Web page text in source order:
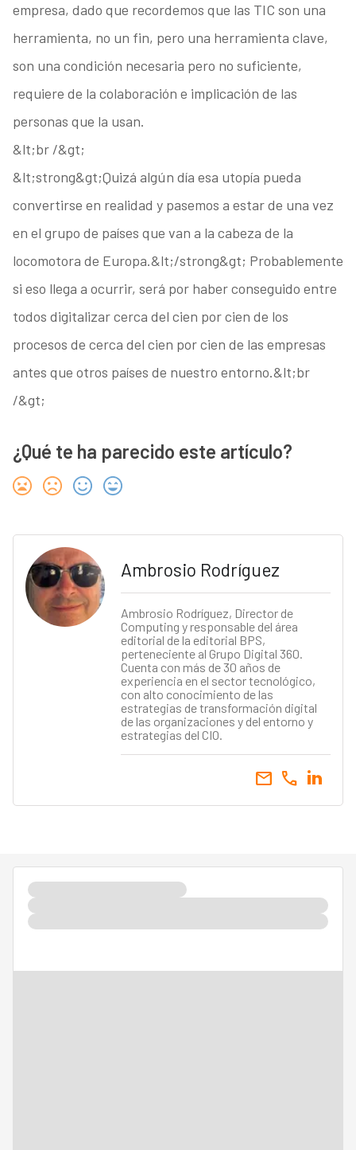
empresa, dado que recordemos que las TIC son una
herramienta, no un fin, pero una herramienta clave,
son una condición necesaria pero no suficiente,
requiere de la colaboración e implicación de las
personas que la usan.
&lt;br /&gt;
&lt;strong&gt;Quizá algún día esa utopía pueda
convertirse en realidad y pasemos a estar de una vez
en el grupo de países que van a la cabeza de la
locomotora de Europa.&lt;/strong&gt; Probablemente
si eso llega a ocurrir, será por haber conseguido entre
todos digitalizar cerca del cien por cien de los
procesos de cerca del cien por cien de las empresas
antes que otros países de nuestro entorno.&lt;br
/&gt;
¿Qué te ha parecido este artículo?
Ambrosio Rodríguez
Ambrosio Rodríguez, Director de
Computing y responsable del área
editorial de la editorial BPS,
perteneciente al Grupo Digital 360.
Cuenta con más de 30 años de
experiencia en el sector tecnológico,
con alto conocimiento de las
estrategias de transformación digital
de las organizaciones y del entorno y
estrategias del CIO.
call
email